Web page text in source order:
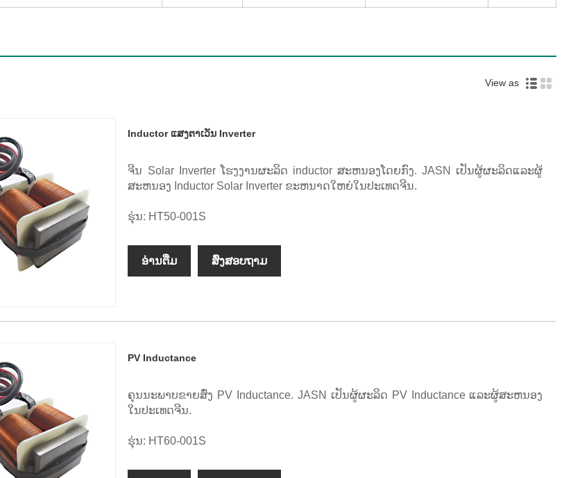
View as
Inductor ແສງຕາເວັນ Inverter
ຈີນ Solar Inverter ໂຮງງານຜະລິດ inductor ສະຫນອງໂດຍກົງ. JASN ເປັນຜູ້ຜະລິດແລະຜູ້
ສະຫນອງ Inductor Solar Inverter ຂະຫນາດໃຫຍ່ໃນປະເທດຈີນ.
ຮຸ່ນ: HT50-001S
ອ່ານ​ຕື່ມ ສົ່ງສອບຖາມ
PV Inductance
ຄຸນນະພາບຂາຍສົ່ງ PV Inductance. JASN ເປັນຜູ້ຜະລິດ PV Inductance ແລະຜູ້ສະຫນອງ
ໃນປະເທດຈີນ.
ຮຸ່ນ: HT60-001S